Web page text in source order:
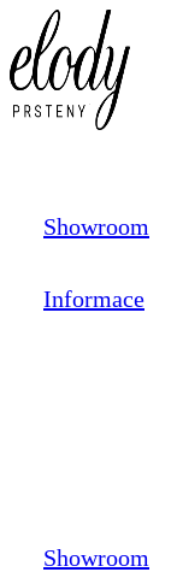
Showroom
Informace
Showroom